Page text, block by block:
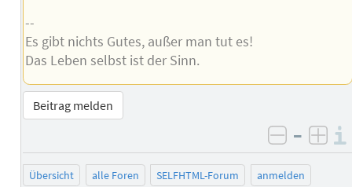
--
Es gibt nichts Gutes, außer man tut es!
Das Leben selbst ist der Sinn.
Beitrag melden
negativ
–
Übersicht alle Foren SELFHTML-Forum
anmelden